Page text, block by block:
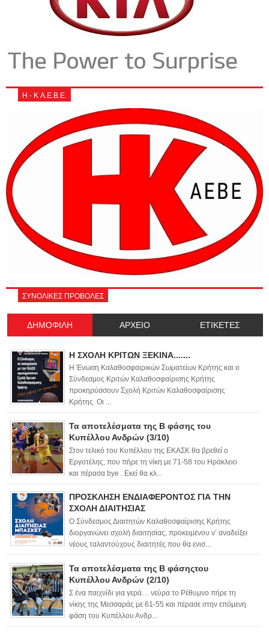
Η - Κ Α.Ε.Β.Ε.
ΣΥΝΟΛΙΚΕΣ ΠΡΟΒΟΛΕΣ
ΔΗΜΟΦΙΛΗ ΑΡΧΕΙΟ ΕΤΙΚΕΤΕΣ
Η ΣΧΟΛΗ ΚΡΙΤΩΝ ΞΕΚΙΝΑ.......
Η Ένωση Καλαθοσφαιρικών Σωματείων Κρήτης και ο
Σύνδεσμος Κριτών Καλαθοσφαίρισης Κρήτης
προκηρύσσουν Σχολή Κριτών Καλαθοσφαίρισης
Κρήτης. Οι ...
Τα αποτελέσματα της Β φάσης του
Κυπέλλου Ανδρών (3/10)
Στον τελικό του Κυπέλλου της ΕΚΑΣΚ θα βρεθεί ο
Εργοτέλης, που πήρε τη νίκη με 71-58 του Ηράκλειο
και πέρασα bye . Εκεί θα κλ...
ΠΡΟΣΚΛΗΣΗ ΕΝΔΙΑΦΕΡΟΝΤΟΣ ΓΙΑ ΤΗΝ
ΣΧΟΛΗ ΔΙΑΙΤΗΣΙΑΣ
Ο Σύνδεσμος Διαιτητών Καλαθοσφαίρισης Κρήτης
διοργανώνει σχολή διαιτησίας, προκειμένου ν’ αναδείξει
νέους ταλαντούχους διαιτητές που θα ενισ...
Τα αποτελέσματα της Β φάσηςτου
Κυπέλλου Ανδρών (2/10)
Σ ένα παιχνίδι για γερά… νεύρα το Ρέθυμνο πήρε τη
νίκης της Μεσσαράς με 61-55 και πέρασε στην επόμενη
φάση του Κυπέλλου Ανδρ...